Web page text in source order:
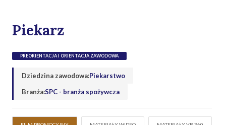
Piekarz
PREORIENTACJA I ORIENTACJA ZAWODOWA
Dziedzina zawodowa:Piekarstwo
Branża:SPC - branża spożywcza